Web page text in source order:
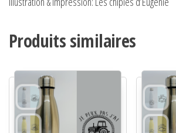
Produits similaires